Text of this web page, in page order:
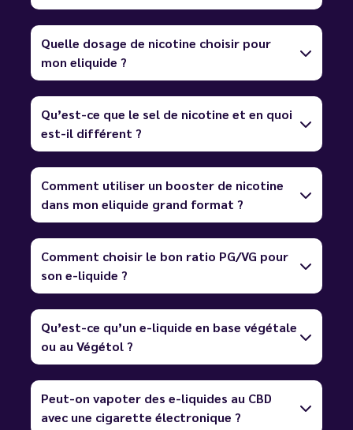
Quelle dosage de nicotine choisir pour
mon eliquide ?
Qu’est-ce que le sel de nicotine et en quoi
est-il différent ?
Comment utiliser un booster de nicotine
dans mon eliquide grand format ?
Comment choisir le bon ratio PG/VG pour
son e-liquide ?
Qu’est-ce qu’un e-liquide en base végétale
ou au Végétol ?
Peut-on vapoter des e-liquides au CBD
avec une cigarette électronique ?